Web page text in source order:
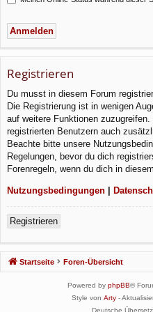
Registrieren
Du musst in diesem Forum
Die Registrierung ist in wenigen
auf weitere Funktionen
registrierten Benutzern auch
Beachte bitte unsere
Regelungen, bevor du dich
Forenregeln, wenn du dich in
Nutzungsbedingungen |
Registrieren
Startseite Foren-Übersicht
Powered by phpBB®
Style von Arty-
Deutsche